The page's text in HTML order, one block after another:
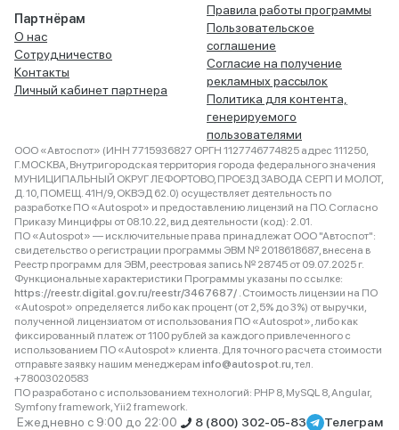
Партнёрам
О нас
Сотрудничество
Контакты
Личный кабинет партнера
Правила работы программы
Пользовательское
соглашение
Согласие на получение
рекламных рассылок
Политика для контента,
генерируемого
пользователями
ООО «Автоспот» (ИНН 7715936827 ОРГН 1127746774825 адрес 111250,
Г.МОСКВА, Внутригородская территория города федерального значения
МУНИЦИПАЛЬНЫЙ ОКРУГ ЛЕФОРТОВО, ПРОЕЗД ЗАВОДА СЕРП И МОЛОТ,
Д. 10, ПОМЕЩ. 41Н/9, ОКВЭД 62.0) осуществляет деятельность по
разработке ПО «Autospot» и предоставлению лицензий на ПО. Согласно
Приказу Минцифры от 08.10.22, вид деятельности (код): 2.01.
ПО «Autospot» — исключительные права принадлежат ООО "Автоспот":
свидетельство о регистрации программы ЭВМ № 2018618687, внесена в
Реестр программ для ЭВМ, реестровая запись № 28745 от 09.07.2025 г.
Функциональные характеристики Программы указаны по ссылке:
https://reestr.digital.gov.ru/reestr/3467687/ . Стоимость лицензии на ПО
«Autospot» определяется либо как процент (от 2,5% до 3%) от выручки,
полученной лицензиатом от использования ПО «Autospot», либо как
фиксированный платеж от 1100 рублей за каждого привлеченного с
использованием ПО «Autospot» клиента. Для точного расчета стоимости
отправьте заявку нашим менеджерам info@autospot.ru, тел.
+78003020583
ПО разработано с использованием технологий: PHP 8, MySQL 8, Angular,
Symfony framework, Yii2 framework.
Ежедневно с 9:00 до 22:00 8 (800) 302-05-83 Телеграм